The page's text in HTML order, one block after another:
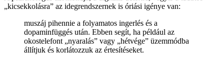
„kicsekkolásra” az idegrendszernek is óriási igénye van:
muszáj pihennie a folyamatos ingerlés és a
dopaminfüggés után. Ebben segít, ha például az
okostelefont „nyaralás” vagy „hétvége” üzemmódba
állítjuk és korlátozzuk az értesítéseket.